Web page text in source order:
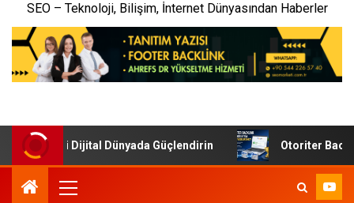
SEO – Teknoloji, Bilişim, İnternet Dünyasından Haberler
Dijital Dünyada Güçlendirin Otoriter Backlink